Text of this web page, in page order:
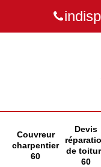
Couvreur
charpentier
60
Devis
de
60